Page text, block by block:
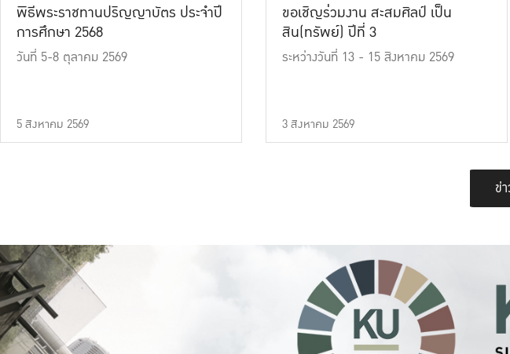
พิธีพระราชทานปริญญาบัตร ประจำปี
การศึกษา 2568
วันที่ 5-8 ตุลาคม 2569
5 สิงหาคม 2569
ขอเชิญร่วมงาน สะสมศิลป์ เป็น
สิน(ทรัพย์) ปีที่ 3
ระหว่างวันที่ 13 - 15 สิงหาคม 2569
3 สิงหาคม 2569
ข่